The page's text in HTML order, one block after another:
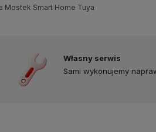
Mostek Smart Home Tuya
Własny serwis
Sami wykonujemy